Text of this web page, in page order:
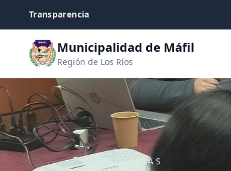
Transparencia
Municipalidad de Máfil
Región de Los Ríos
NOTICIAS